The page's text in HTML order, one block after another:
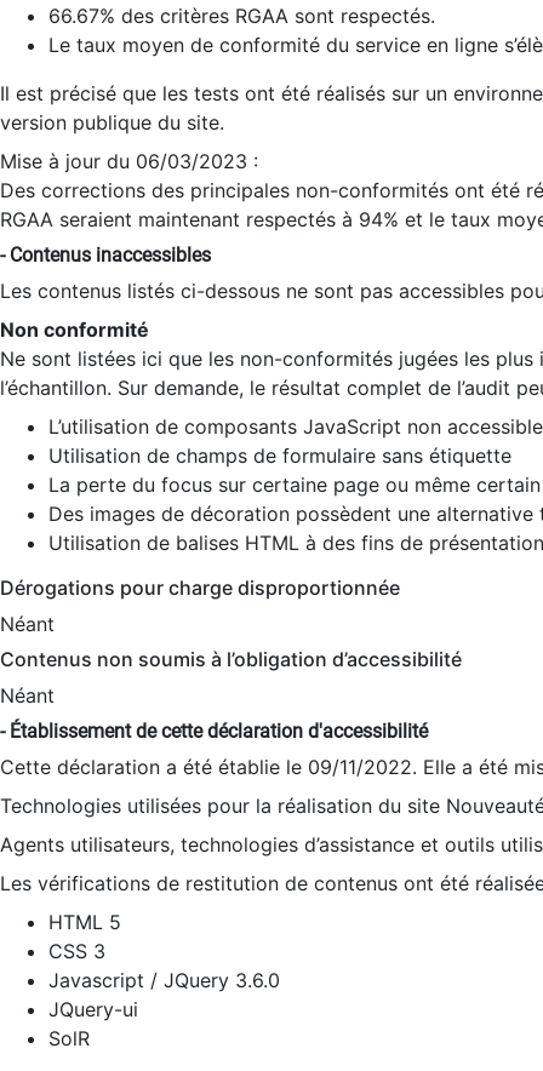
66.67% des critères RGAA sont respectés.
Le taux moyen de conformité du service en ligne
Il est précisé que les tests ont été réalisés sur un
version publique du site.
Mise à jour du 06/03/2023 :
Des corrections des principales non-conformités ont été
RGAA seraient maintenant respectés à 94% et le taux
- Contenus inaccessibles
Les contenus listés ci-dessous ne sont pas accessibles
Non conformité
Ne sont listées ici que les non-conformités jugées les
l’échantillon. Sur demande, le résultat complet de l’audit
L’utilisation de composants JavaScript non
Utilisation de champs de formulaire sans étiquette
La perte du focus sur certaine page ou même
Des images de décoration possèdent une alternative
Utilisation de balises HTML à des fins de
Dérogations pour charge disproportionnée
Néant
Contenus non soumis à l’obligation d’accessibilité
Néant
- Établissement de cette déclaration d'accessibilité
Cette déclaration a été établie le 09/11/2022. Elle a été
Technologies utilisées pour la réalisation du site
Agents utilisateurs, technologies d’assistance et outils
Les vérifications de restitution de contenus ont été
HTML 5
CSS 3
Javascript / JQuery 3.6.0
JQuery-ui
SolR